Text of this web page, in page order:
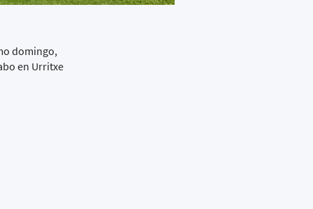
domingo,
en Urritxe